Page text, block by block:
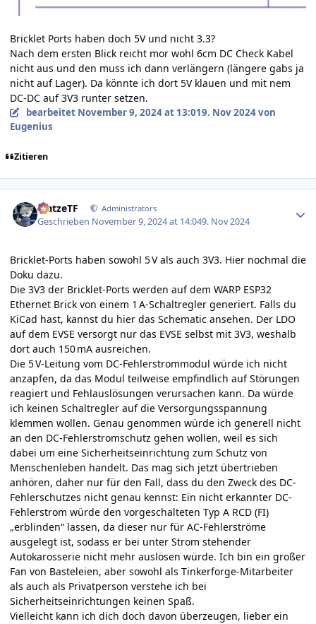
Bricklet Ports haben doch 5V und nicht 3.3?
Nach dem ersten Blick reicht mor wohl 6cm DC Check Kabel
nicht aus und den muss ich dann verlängern (längere gabs ja
nicht auf Lager). Da könnte ich dort 5V klauen und mit nem
DC-DC auf 3V3 runter setzen.
bearbeitet November 9, 2024 at 13:019. Nov 2024von
Eugenius
Zitieren
MatzeTF Administrators
Geschrieben November 9, 2024 at 14:049. Nov 2024
Bricklet-Ports haben sowohl 5 V als auch 3V3. Hier nochmal die
Doku dazu.
Die 3V3 der Bricklet-Ports werden auf dem WARP ESP32
Ethernet Brick von einem 1 A-Schaltregler generiert. Falls du
KiCad hast, kannst du hier das Schematic ansehen. Der LDO
auf dem EVSE versorgt nur das EVSE selbst mit 3V3, weshalb
dort auch 150 mA ausreichen.
Die 5 V-Leitung vom DC-Fehlerstrommodul würde ich nicht
anzapfen, da das Modul teilweise empfindlich auf Störungen
reagiert und Fehlauslösungen verursachen kann. Da würde
ich keinen Schaltregler auf die Versorgungsspannung
klemmen wollen. Genau genommen würde ich generell nicht
an den DC-Fehlerstromschutz gehen wollen, weil es sich
dabei um eine Sicherheitseinrichtung zum Schutz von
Menschenleben handelt. Das mag sich jetzt übertrieben
anhören, daher nur für den Fall, dass du den Zweck des DC-
Fehlerschutzes nicht genau kennst: Ein nicht erkannter DC-
Fehlerstrom würde den vorgeschalteten Typ A RCD (FI)
„erblinden“ lassen, da dieser nur für AC-Fehlerströme
ausgelegt ist, sodass er bei unter Strom stehender
Autokarosserie nicht mehr auslösen würde. Ich bin ein großer
Fan von Basteleien, aber sowohl als Tinkerforge-Mitarbeiter
als auch als Privatperson verstehe ich bei
Sicherheitseinrichtungen keinen Spaß.
Vielleicht kann ich dich doch davon überzeugen, lieber ein